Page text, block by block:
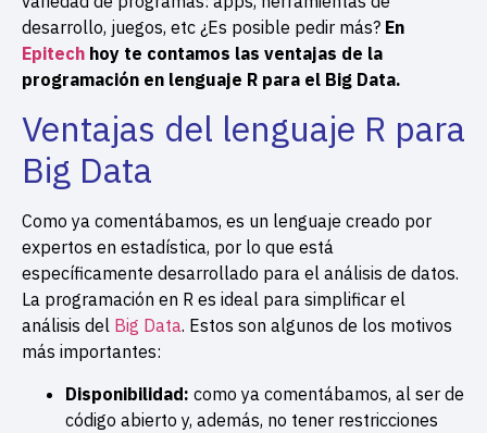
desarrollo, juegos, etc ¿Es posible pedir más? En
Epitech hoy te contamos las ventajas de la
programación en lenguaje R para el Big Data.
Ventajas del lenguaje R para
Big Data
Como ya comentábamos, es un lenguaje creado por
expertos en estadística, por lo que está
específicamente desarrollado para el análisis de datos.
La programación en R es ideal para simplificar el
análisis del Big Data. Estos son algunos de los motivos
más importantes:
Disponibilidad: como ya comentábamos, al ser de
código abierto y, además, no tener restricciones